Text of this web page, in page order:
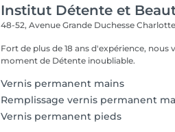
Institut Détente et
48-52, Avenue Grande Duchesse Charlotte
Fort de plus de 18 ans d'expérience, nous
moment de Détente inoubliable.
Vernis permanent mains
Remplissage vernis permanent
Vernis permanent pieds